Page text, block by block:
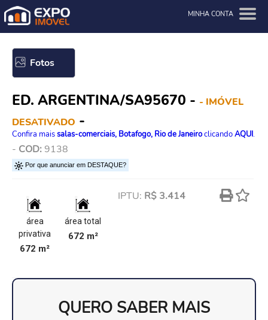
MINHA CONTA
Fotos
ED. ARGENTINA/SA95670 - - IMÓVEL
DESATIVADO -
Confira maissalas-comerciais, Botafogo, Rio de JaneiroclicandoAQUI.
- COD: 9138
Por que anunciar em DESTAQUE?
área
privativa
672 m²
área total
672 m²
IPTU: R$ 3.414
QUERO SABER MAIS